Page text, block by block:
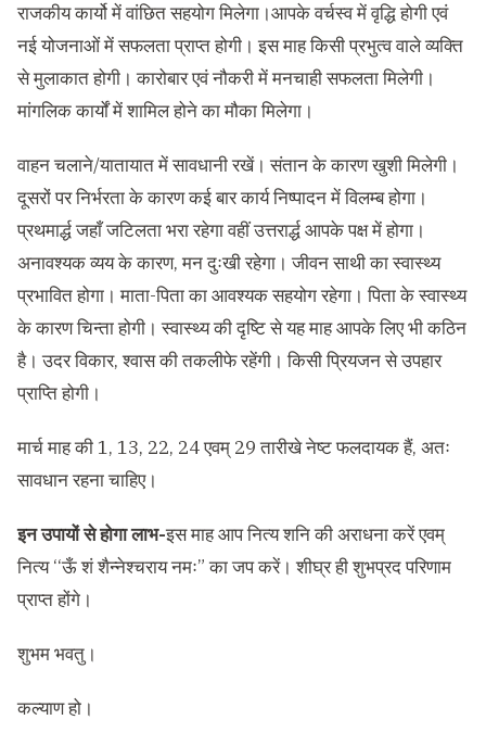
राजकीय कार्यो में वांछित सहयोग मिलेगा।आपके वर्चस्व में वृद्धि होगी एवं
नई योजनाओं में सफलता प्राप्त होगी। इस माह किसी प्रभुत्व वाले व्यक्ति
से मुलाकात होगी। कारोबार एवं नौकरी में मनचाही सफलता मिलेगी।
मांगलिक कार्यों में शामिल होने का मौका मिलेगा।
वाहन चलाने/यातायात में सावधानी रखें। संतान के कारण खुशी मिलेगी।
दूसरों पर निर्भरता के कारण कई बार कार्य निष्पादन में विलम्ब होगा।
प्रथमार्द्ध जहाँ जटिलता भरा रहेगा वहीं उत्तरार्द्ध आपके पक्ष में होगा।
अनावश्यक व्यय के कारण, मन दुःखी रहेगा। जीवन साथी का स्वास्थ्य
प्रभावित होगा। माता-पिता का आवश्यक सहयोग रहेगा। पिता के स्वास्थ्य
के कारण चिन्ता होगी। स्वास्थ्य की दृष्टि से यह माह आपके लिए भी कठिन
है। उदर विकार, श्वास की तकलीफे रहेंगी। किसी प्रियजन से उपहार
प्राप्ति होगी।
मार्च माह की 1, 13, 22, 24 एवम् 29 तारीखे नेष्ट फलदायक हैं, अतः
सावधान रहना चाहिए।
इन उपायों से होगा लाभ-इस माह आप नित्य शनि की अराधना करें एवम्
नित्य ‘‘ऊँ शं शैन्नेश्चराय नमः” का जप करें। शीघ्र ही शुभप्रद परिणाम
प्राप्त होंगे।
शुभम भवतु।
कल्याण हो।